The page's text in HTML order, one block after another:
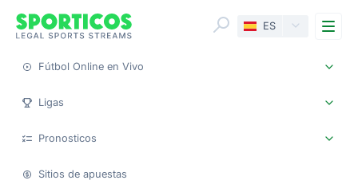
ES
Fútbol Online en Vivo
Ligas
Pronosticos
Sitios de apuestas